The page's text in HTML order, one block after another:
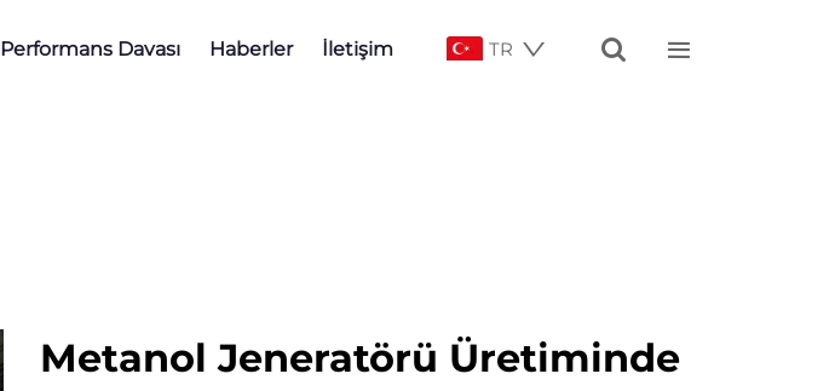
Performans Davası Haberler İletişim TR  
Metanol Jeneratörü Üretiminde